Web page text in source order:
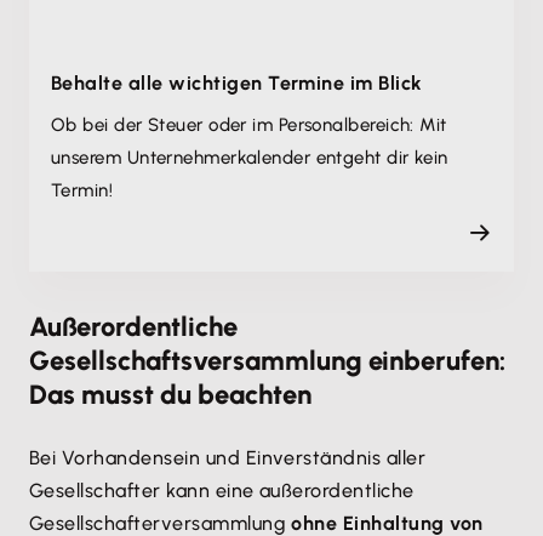
Behalte alle wichtigen Termine im Blick
Ob bei der Steuer oder im Personalbereich: Mit
unserem Unternehmer­kalender entgeht dir kein
Termin!
Außerordentliche
Gesellschaftsversammlung einberufen:
Das musst du beachten
Bei Vorhandensein und Einverständnis aller
Gesellschafter kann eine außerordentliche
Gesellschafterversammlungohne Einhaltung von